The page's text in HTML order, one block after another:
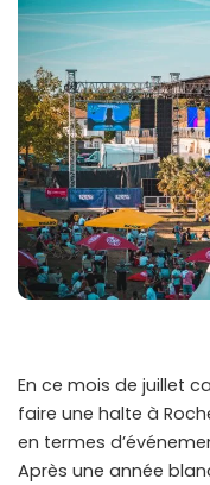
En ce mois de juillet
faire une halte à
en termes
Après une année